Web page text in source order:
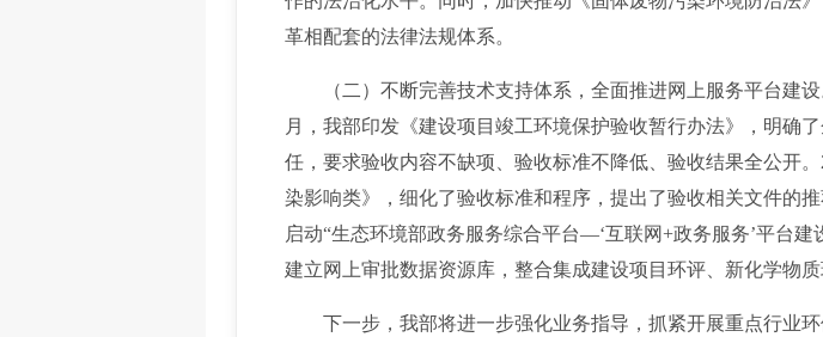
革相配套的法律法规体系。
（二）不断完善技术支持体系，全面推进网上服务平台建设
月，我部印发《建设项目竣工环境保护验收暂行办法》，明确
任，要求验收内容不缺项、验收标准不降低、验收结果全公开
染影响类》，细化了验收标准和程序，提出了验收相关文件的
启动“生态环境部政务服务综合平台—‘互联网+政务服务’平台
建立网上审批数据资源库，整合集成建设项目环评、新化学物
下一步，我部将进一步强化业务指导，抓紧开展重点行业环